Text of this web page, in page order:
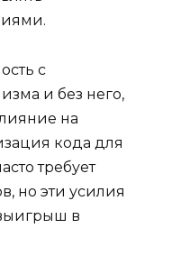
с
и без него,
на
кода для
требует
но эти усилия
в